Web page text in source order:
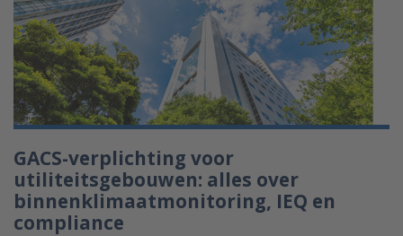
GACS-verplichting voor
utiliteitsgebouwen: alles over
binnenklimaatmonitoring, IEQ en
compliance